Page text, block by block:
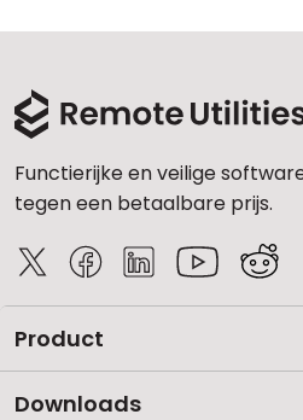
Functierijke en veilige
tegen een betaalbare prijs.
Product
Downloads